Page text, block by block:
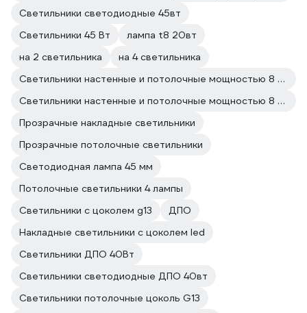
Светильники светодиодные 45вт
Светильники 45 Вт
лампа t8 20вт
на 2 светильника
на 4 светильника
Светильники настенные и потолочные мощностью 8 Вт светодиодные
Светильники настенные и потолочные мощностью 8 Вт
Прозрачные накладные светильники
Прозрачные потолочные светильники
Светодиодная лампа 45 мм
Потолочные светильники 4 лампы
Светильники с цоколем g13
ДПО
Накладные светильники с цоколем led
Светильники ДПО 40Вт
Светильники светодиодные ДПО 40вт
Светильники потолочные цоколь G13